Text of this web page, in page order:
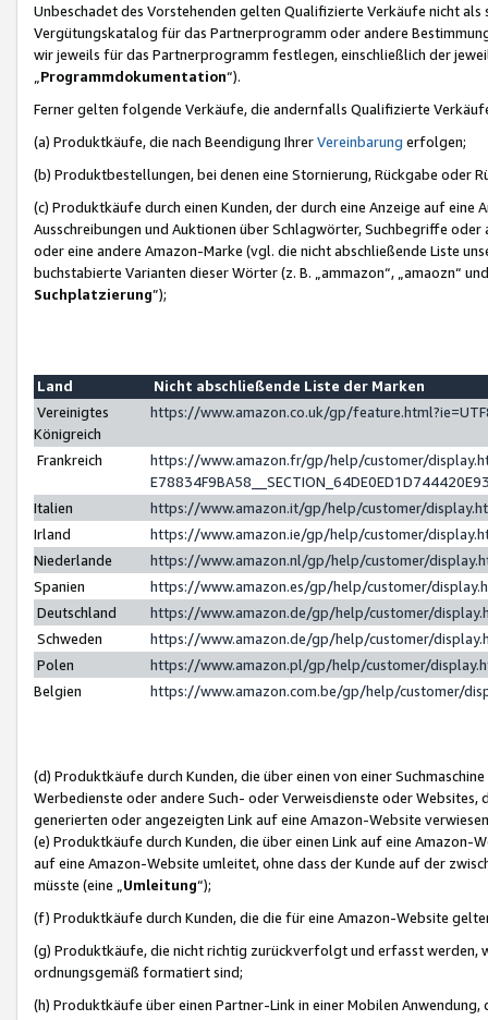
Unbeschadet des Vorstehenden gelten Qualifizierte Verkäufe nicht
Vergütungskatalog für das Partnerprogramm oder andere
wir jeweils für das Partnerprogramm festlegen, einschließlich der
Programmdokumentation“).
Ferner gelten folgende Verkäufe, die andernfalls Qualifizierte
(a) Produktkäufe, die nach Beendigung IhrerVereinbarung erfolgen;
(b) Produktbestellungen, bei denen eine Stornierung, Rückgabe oder
(c) Produktkäufe durch einen Kunden, der durch eine Anzeige auf
Ausschreibungen und Auktionen über Schlagwörter, Suchbegriffe
oder eine andere Amazon-Marke (vgl. die nicht abschließende Liste
buchstabierte Varianten dieser Wörter (z. B. „ammazon“, „amaozn“
Suchplatzierung”);
Land
Nicht abschließende Liste der Marken
Vereinigtes
Königreich
https://www.amazon.co.uk/gp/
Frankreich
https://www.amazon.fr/gp/help/customer/
Italien
https://www.amazon.it/gp/help/customer/
Irland
https://www.amazon.ie/gp/help/customer/
Niederlande
https://www.amazon.nl/gp/help/customer/
Spanien
https://www.amazon.es/gp/help/customer/
Deutschland
https://www.amazon.de/gp/help/customer/
Schweden
https://www.amazon.de/gp/help/customer/
Polen
https://www.amazon.pl/gp/help/customer/
Belgien
https://www.amazon.com.be/gp/help/customer/
(d) Produktkäufe durch Kunden, die über einen von einer
Werbedienste oder andere Such- oder Verweisdienste oder Websites,
generierten oder angezeigten Link auf eine Amazon-Website
(e) Produktkäufe durch Kunden, die über einen Link auf eine
auf eine Amazon-Website umleitet, ohne dass der Kunde auf der
müsste (eine „ Umleitung“);
(f) Produktkäufe durch Kunden, die die für eine Amazon-Website
(g) Produktkäufe, die nicht richtig zurückverfolgt und erfasst werden,
ordnungsgemäß formatiert sind;
(h) Produktkäufe über einen Partner-Link in einer Mobilen